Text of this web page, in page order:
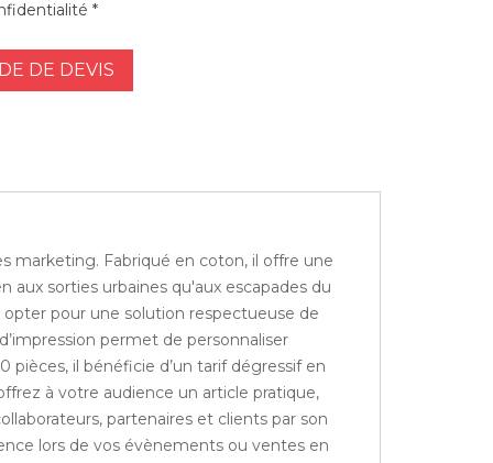
*
DE DEVIS
marketing. Fabriqué en coton, il offre une
aux sorties urbaines qu'aux escapades du
pour une solution respectueuse de
permet de personnaliser
pièces, il bénéficie d’un tarif dégressif en
à votre audience un article pratique,
partenaires et clients par son
lors de vos évènements ou ventes en